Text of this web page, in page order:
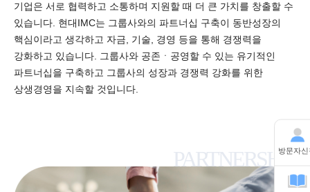
방문자신
기업은 서로 협력하고 소통하며 지원할 때 더 큰 가치를 창출할 수
있습니다. 현대IMC는 그룹사와의 파트너십 구축이 동반성장의
핵심이라고 생각하고 자금, 기술, 경영 등을 통해 경쟁력을
강화하고 있습니다. 그룹사와 공존ㆍ공영할 수 있는 유기적인
파트너십을 구축하고 그룹사의 성장과 경쟁력 강화를 위한
상생경영을 지속할 것입니다.
PARTNERSHIP